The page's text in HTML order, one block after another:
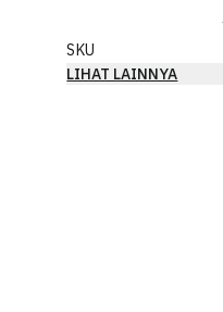
SKU
LIHAT LAINNYA